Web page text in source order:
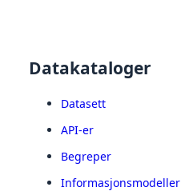
Datakataloger
Datasett
API-er
Begreper
Informasjonsmodeller